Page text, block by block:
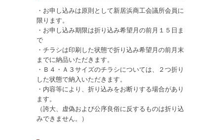
・お申し込みは原則として新居浜商工会議所会員に
限ります。
・お申し込み期限は折り込み希望月の前月１５日ま
で
・チラシは印刷した状態で折り込み希望月の前月末
までに納品いただきます。
・Ｂ４・Ａ３サイズのチラシについては、２つ折り
した状態で納入いただきます。
・内容等により、折り込みをお断りする場合があり
ます。
（誇大、虚偽および公序良俗に反するものは折り込
みできません。）